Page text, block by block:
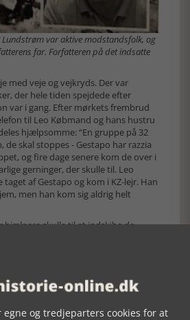
var aktive modstandsfolk, og
far. Forfatteren på det indsatte
med veje og vejkryds. Der var
der hele tiden spejdede efter
var i gang. Efter mørkets frembrud
til Leo Købmand og hans hustru
hjælpsomme: “En gruppe på 32
de skal stoppes - Gestapo har razzia
og fire dage senere kom de over i
gerninger, der skulle til. Leo
af Gestapo og kom i KZ-lejr. Han
men han kom sig aldrig helt
hjælpere skulle til at indskibe de
rette tidspunkt, kunne det gå galt. I
og skød vildt ind mod land. Heldigvis
ført til Hårbølle og senere til
den tid.
og tredjeparters cookies for at